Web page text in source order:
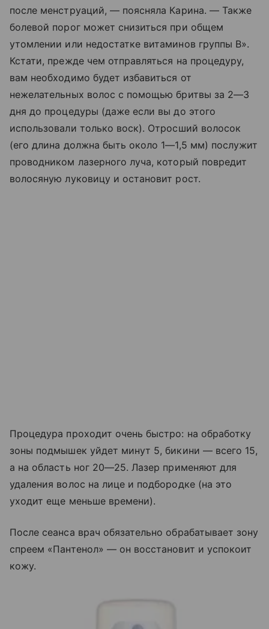
после менструаций, — поясняла Карина. — Также
болевой порог может снизиться при общем
утомлении или недостатке витаминов группы B».
Кстати, прежде чем отправляться на процедуру,
вам необходимо будет избавиться от
нежелательных волос с помощью бритвы за 2—3
дня до процедуры (даже если вы до этого
использовали только воск). Отросший волосок
(его длина должна быть около 1—1,5 мм) послужит
проводником лазерного луча, который повредит
волосяную луковицу и остановит рост.
Процедура проходит очень быстро: на обработку
зоны подмышек уйдет минут 5, бикини — всего 15,
а на область ног 20—25. Лазер применяют для
удаления волос на лице и подбородке (на это
уходит еще меньше времени).
После сеанса врач обязательно обрабатывает зону
спреем «Пантенол» — он восстановит и успокоит
кожу.